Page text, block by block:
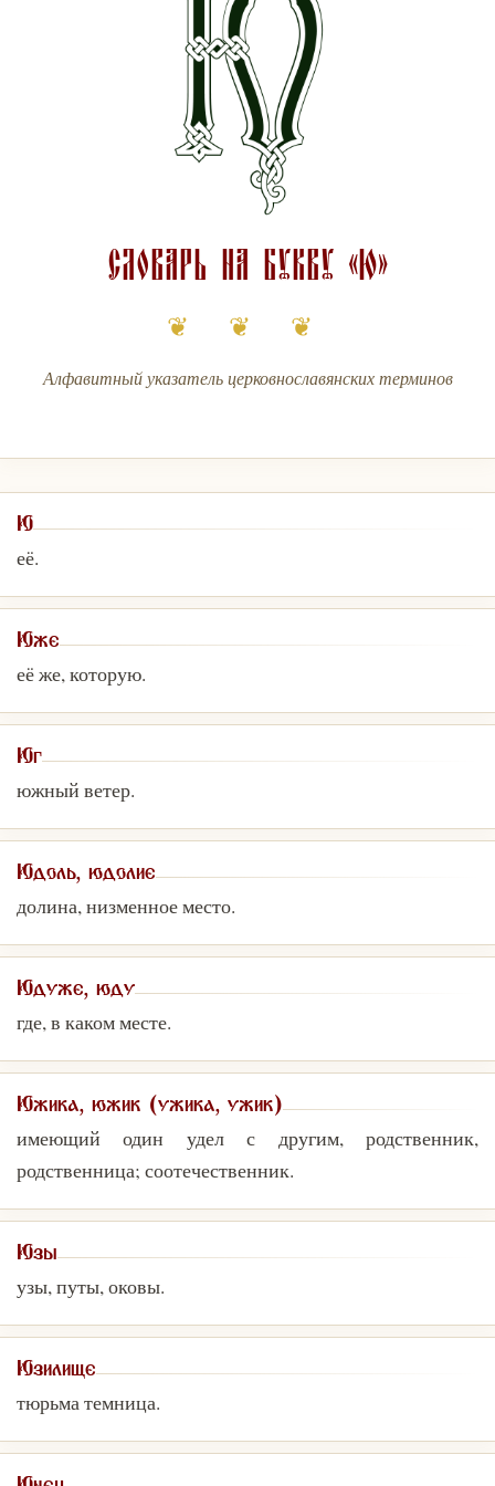
Словарь на букву «Ю»
❦ ❦ ❦
Алфавитный указатель церковнославянских терминов
Ю
её.
Юже
её же, которую.
Юг
южный ветер.
Юдоль, юдолие
долина, низменное место.
Юдуже, юду
где, в каком месте.
Южика, южик (ужика, ужик)
имеющий один удел с другим, родственник,
родственница; соотечественник.
Юзы
узы, путы, оковы.
Юзилище
тюрьма темница.